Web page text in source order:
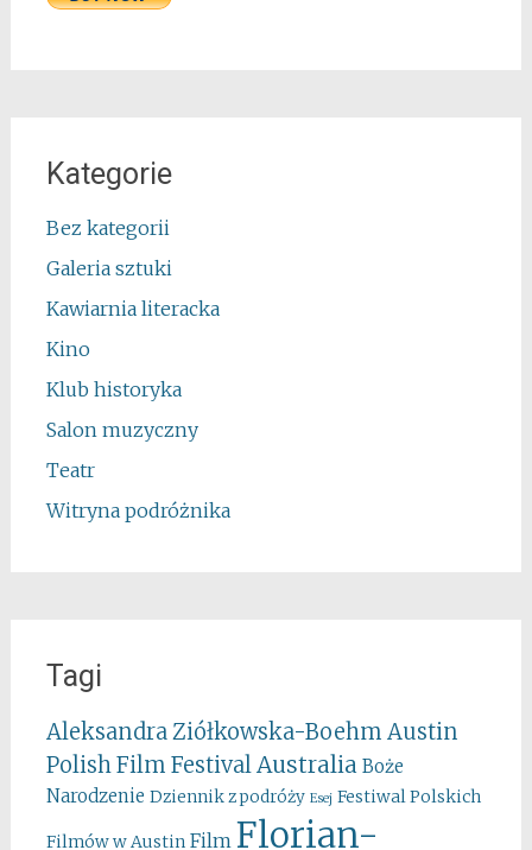
Kategorie
Bez kategorii
Galeria sztuki
Kawiarnia literacka
Kino
Klub historyka
Salon muzyczny
Teatr
Witryna podróżnika
Tagi
Aleksandra Ziółkowska-Boehm Austin
Polish Film FestivalAustralia Boże
Narodzenie Dziennik z podróży Esej Festiwal Polskich
Filmów w Austin Film Florian-